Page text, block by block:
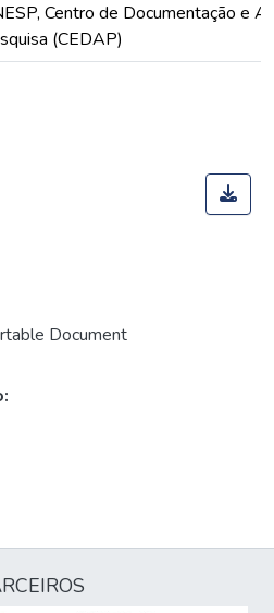
Centro de Documentação e
(CEDAP)
Document